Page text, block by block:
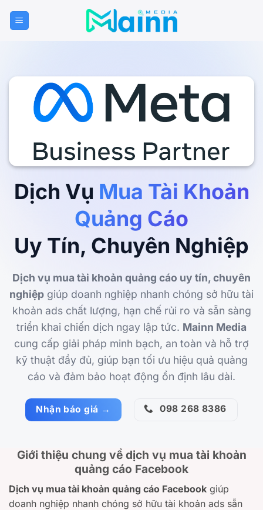
qua
Dịch Vụ Mua Tài Khoản
Quảng Cáo
Uy Tín, Chuyên Nghiệp
Dịch vụ mua tài khoản quảng cáo uy tín, chuyên
nghiệp giúp doanh nghiệp nhanh chóng sở hữu tài
khoản ads chất lượng, hạn chế rủi ro và sẵn sàng
triển khai chiến dịch ngay lập tức. Mainn Media
cung cấp giải pháp minh bạch, an toàn và hỗ trợ
kỹ thuật đầy đủ, giúp bạn tối ưu hiệu quả quảng
cáo và đảm bảo hoạt động ổn định lâu dài.
Nhận báo giá → 098 268 8386
Giới thiệu chung về dịch vụ mua tài khoản
quảng cáo Facebook
Dịch vụ mua tài khoản quảng cáo Facebook giúp
doanh nghiệp nhanh chóng sở hữu tài khoản ads sẵn